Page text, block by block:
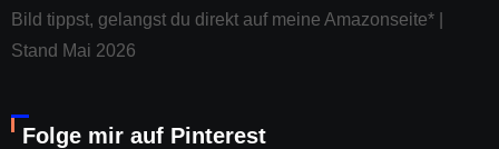
Bild tippst, gelangst du direkt auf meine Amazonseite* |
Stand Mai 2026
Folge mir auf Pinterest